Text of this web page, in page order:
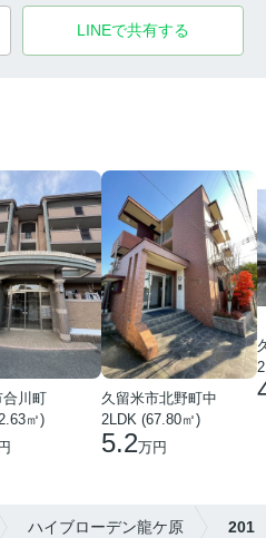
LINEで共有する
合川町
㎡)
久留米市北野町中
2LDK (67.80㎡)
5.2万円
ハイブローデン龍ケ原 201